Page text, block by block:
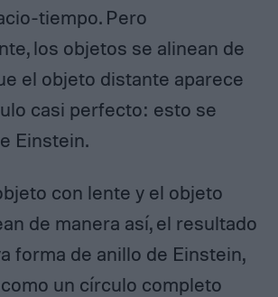
tiempo. Pero
los objetos se alinean de
el objeto distante aparece
casi perfecto: esto se
Einstein.
con lente y el objeto
de manera así, el resultado
forma de anillo de Einstein,
un círculo completo